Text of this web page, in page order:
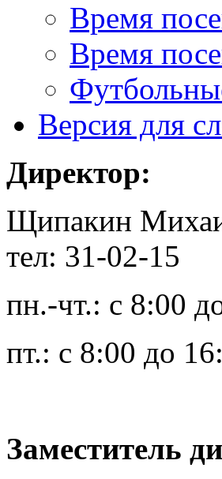
Время
Время
Версия для
Директор:
Щипакин
тел: 31-02-15
пн.-чт.: с 8:00
пт.: с 8:00 до
Заместитель